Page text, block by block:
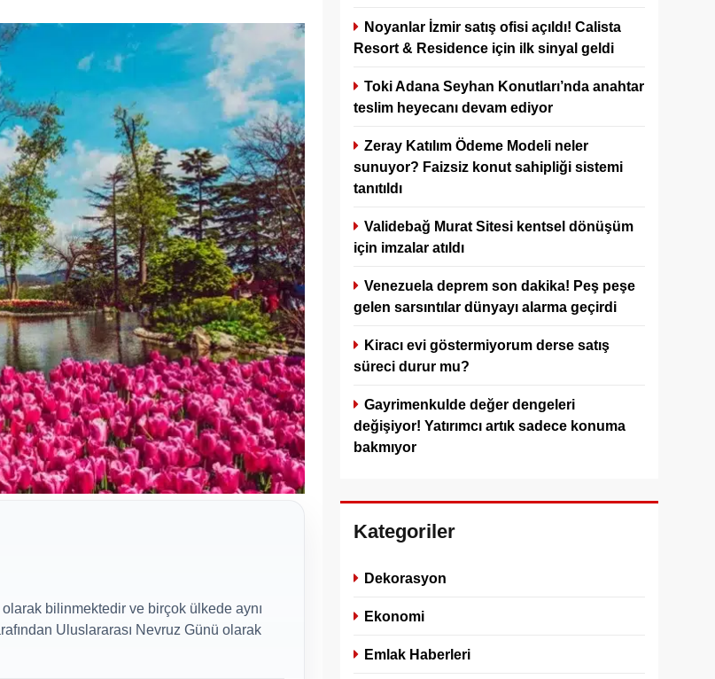
bilinmektedir ve birçok ülkede aynı
Uluslararası Nevruz Günü olarak
Noyanlar İzmir satış ofisi açıldı! Calista
Resort & Residence için ilk sinyal geldi
Toki Adana Seyhan Konutları’nda anahtar
teslim heyecanı devam ediyor
Zeray Katılım Ödeme Modeli neler
sunuyor? Faizsiz konut sahipliği sistemi
tanıtıldı
Validebağ Murat Sitesi kentsel dönüşüm
için imzalar atıldı
Venezuela deprem son dakika! Peş peşe
gelen sarsıntılar dünyayı alarma geçirdi
Kiracı evi göstermiyorum derse satış
süreci durur mu?
Gayrimenkulde değer dengeleri
değişiyor! Yatırımcı artık sadece konuma
bakmıyor
Kategoriler
Dekorasyon
Ekonomi
Emlak Haberleri